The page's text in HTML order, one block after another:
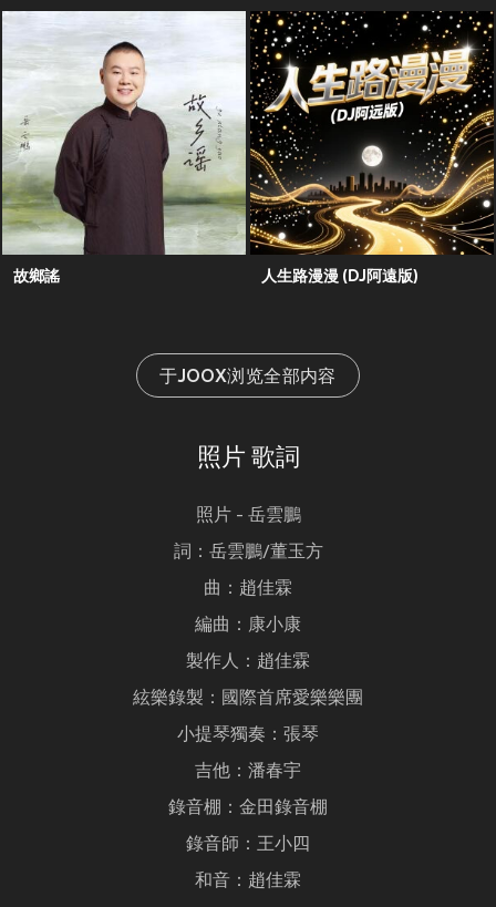
故鄉謠 人生路漫漫 (DJ阿遠版)
于JOOX浏览全部内容
照片 歌詞
照片 - 岳雲鵬
詞：岳雲鵬/董玉方
曲：趙佳霖
編曲：康小康
製作人：趙佳霖
絃樂錄製：國際首席愛樂樂團
小提琴獨奏：張琴
吉他：潘春宇
錄音棚：金田錄音棚
錄音師：王小四
和音：趙佳霖